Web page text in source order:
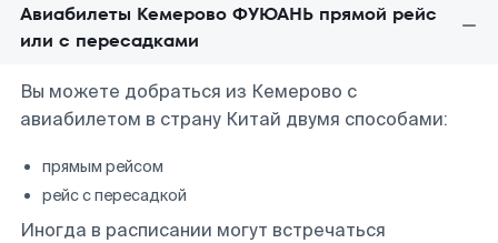
Авиабилеты Кемерово ФУЮАНЬ прямой рейс
или с пересадками
Вы можете добраться из Кемерово с
авиабилетом в страну Китай двумя способами:
прямым рейсом
рейс с пересадкой
Иногда в расписании могут встречаться